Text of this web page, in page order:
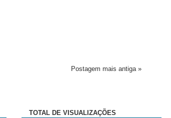
Postagem mais antiga »
TOTAL DE VISUALIZAÇÕES